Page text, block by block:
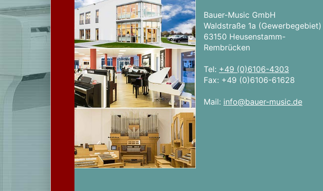
Bauer-Music GmbH
Waldstraße 1a (Gewerbegebiet)
63150 Heusenstamm-
Rembrücken
Tel: +49 (0)6106-4303
Fax: +49 (0)6106-61628
Mail: info@bauer-music.de